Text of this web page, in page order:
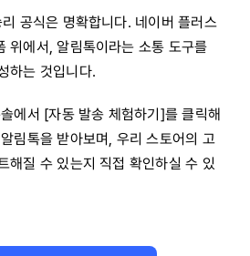
공식은 명확합니다. 네이버 플러스
위에서, 알림톡이라는 소통 도구를
하는 것입니다.
에서 [자동 발송 체험하기]를 클릭해
림톡을 받아보며, 우리 스토어의 고
해질 수 있는지 직접 확인하실 수 있